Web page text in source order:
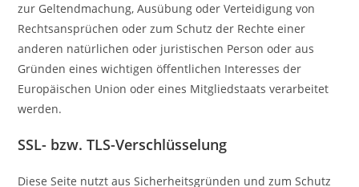
zur Geltendmachung, Ausübung oder Verteidigung von
Rechtsansprüchen oder zum Schutz der Rechte einer
anderen natürlichen oder juristischen Person oder aus
Gründen eines wichtigen öffentlichen Interesses der
Europäischen Union oder eines Mitgliedstaats verarbeitet
werden.
SSL- bzw. TLS-Verschlüsselung
Diese Seite nutzt aus Sicherheitsgründen und zum Schutz